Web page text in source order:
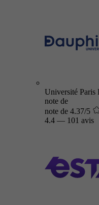
Université Paris
note de
note de 4.37/5
4.4 — 101 avis